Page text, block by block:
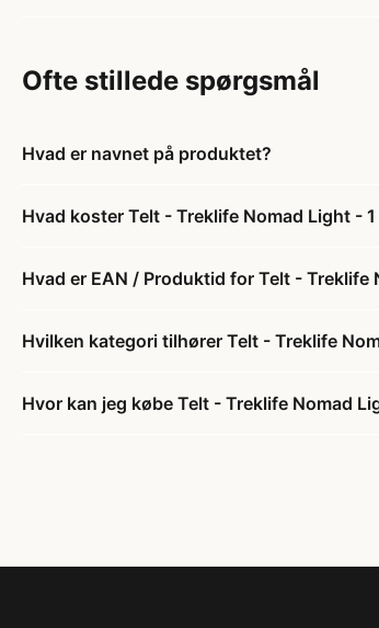
Ofte stillede spørgsmål
Hvad er navnet på produktet?
Hvad koster Telt - Treklife Nomad Light -
Hvad er EAN / Produktid for Telt - Treklife
Hvilken kategori tilhører Telt - Treklife
Hvor kan jeg købe Telt - Treklife Nomad